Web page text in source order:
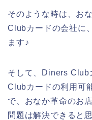
そのような時は、お
Clubカードの会社に
ます♪
そして、Diners Club
Clubカードの利用可
で、おなか革命のお
問題は解決できると